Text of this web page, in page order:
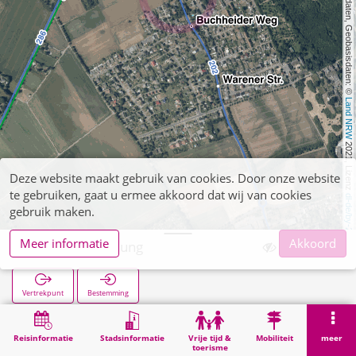
, Kartendaten, Geobasisdaten: ©
Land NRW
2021, Lizenz
dl-de/by-2-0
Reisinformatie Stadsinformatie
Vrije tijd &
toerisme
Mobiliteit meer
Rölsdorf Siedlung
Vertrekpunt Bestemming
Zoekopracht Rölsdorf Siedlung
Deze website maakt gebruik van cookies. Door onze website
te gebruiken, gaat u ermee akkoord dat wij van cookies
gebruik maken.
Meer informatie
Akkoord